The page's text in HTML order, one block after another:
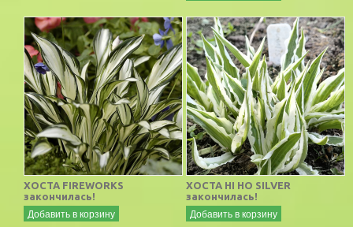
ХОСТА FIREWORKS
закончилась!
Добавить в корзину
ХОСТА HI HO SILVER
закончилась!
Добавить в корзину